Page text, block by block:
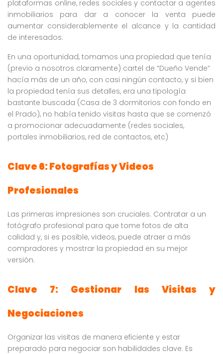
plataformas online, redes sociales y contactar a agentes
inmobiliarios para dar a conocer la venta puede
aumentar considerablemente el alcance y la cantidad
de interesados.
En una oportunidad, tomamos una propiedad que tenía
(previo a nosotros claramente) cartel de “Dueño Vende”
hacía más de un año, con casi ningún contacto, y si bien
la propiedad tenía sus detalles, era una tipología
bastante buscada (Casa de 3 dormitorios con fondo en
el Prado), no había tenido visitas hasta que se comenzó
a promocionar adecuadamente (redes sociales,
portales inmobiliarios, red de contactos, etc)
Clave 6: Fotografías y Videos
Profesionales
Las primeras impresiones son cruciales. Contratar a un
fotógrafo profesional para que tome fotos de alta
calidad y, si es posible, videos, puede atraer a más
compradores y mostrar la propiedad en su mejor
versión.
Clave 7: Gestionar las Visitas y
Negociaciones
Organizar las visitas de manera eficiente y estar
preparado para negociar son habilidades clave. Es